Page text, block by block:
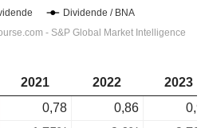
2021 2022
2023
0,78 0,86